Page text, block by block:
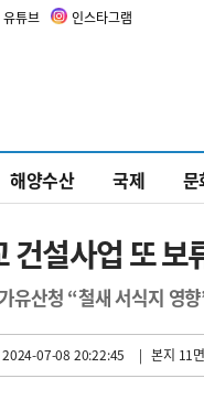
유튜브 인스타그램
해양수산 국제 문
설사업 또 보
유산청 “철새 서식지 영
07-08 20:22:45 | 본지 11면